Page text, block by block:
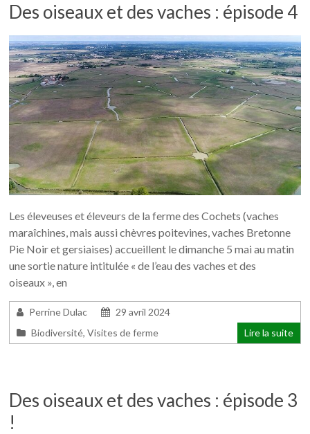
Des oiseaux et des vaches : épisode 4
Les éleveuses et éleveurs de la ferme des Cochets (vaches
maraîchines, mais aussi chèvres poitevines, vaches Bretonne
Pie Noir et gersiaises) accueillent le dimanche 5 mai au matin
une sortie nature intitulée « de l’eau des vaches et des
oiseaux », en
Perrine Dulac
29 avril 2024
Biodiversité,Visites de ferme Lire la suite
Des oiseaux et des vaches : épisode 3
!